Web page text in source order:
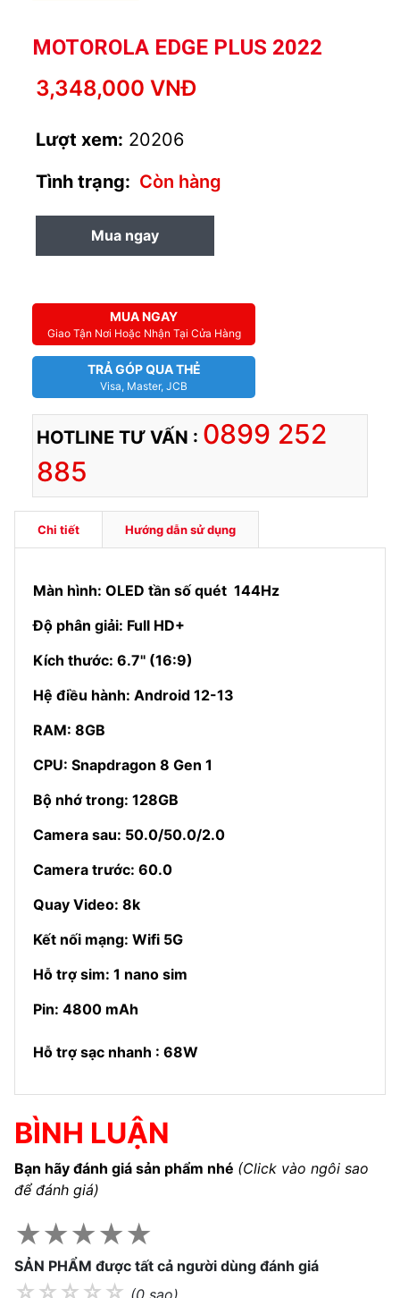
MOTOROLA EDGE PLUS 2022
3,348,000 VNĐ
Lượt xem: 20206
Tình trạng: Còn hàng
Mua ngay
MUA NGAY
Giao Tận Nơi Hoặc Nhận Tại Cửa Hàng
TRẢ GÓP QUA THẺ
Visa, Master, JCB
HOTLINE TƯ VẤN : 0899 252
885
Chi tiết Hướng dẫn sử dụng
Màn hình: OLED tần số quét 144Hz
Độ phân giải: Full HD+
Kích thước: 6.7'' (16:9)
Hệ điều hành: Android 12-13
RAM: 8GB
CPU: Snapdragon 8 Gen 1
Bộ nhớ trong: 128GB
Camera sau: 50.0/50.0/2.0
Camera trước: 60.0
Quay Video: 8k
Kết nối mạng: Wifi 5G
Hỗ trợ sim: 1 nano sim
Pin: 4800 mAh
Hỗ trợ sạc nhanh : 68W
BÌNH LUẬN
Bạn hãy đánh giá sản phẩm nhé (Click vào ngôi sao
để đánh giá)
★★★★★
SẢN PHẨM được tất cả người dùng đánh giá
☆ ☆ ☆ ☆ ☆